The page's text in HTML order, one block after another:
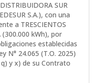
SUR
S.A.), con una
a TRESCIENTOS
(300.000 kWh), por
establecidas
N° 24.065 (T.O. 2025)
y x) de su Contrato